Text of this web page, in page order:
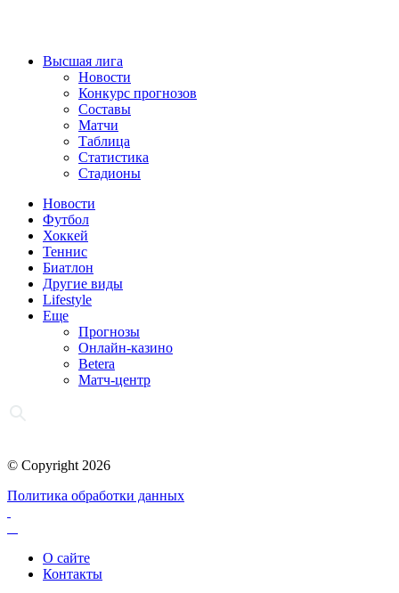
Высшая лига
Новости
Конкурс прогнозов
Составы
Матчи
Таблица
Статистика
Стадионы
Новости
Футбол
Хоккей
Теннис
Биатлон
Другие виды
Lifestyle
Еще
Прогнозы
Онлайн-казино
Betera
Матч-центр
© Copyright 2026
Политика обработки данных
О сайте
Контакты